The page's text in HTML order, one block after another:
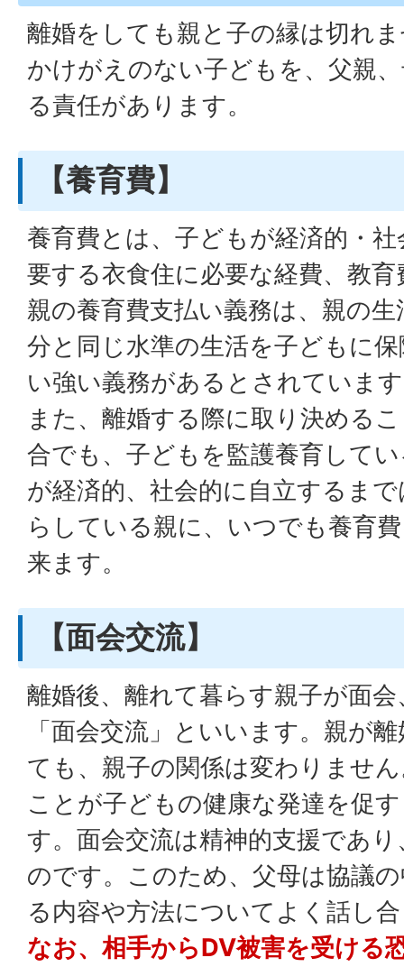
離婚をしても親と子の縁は切れ
かけがえのない子どもを、父親
る責任があります。
【養育費】
養育費とは、子どもが経済的・
要する衣食住に必要な経費、教
親の養育費支払い義務は、親の
分と同じ水準の生活を子どもに
い強い義務があるとされていま
また、離婚する際に取り決める
合でも、子どもを監護養育して
が経済的、社会的に自立するま
らしている親に、いつでも養育
来ます。
【面会交流】
離婚後、離れて暮らす親子が面
「面会交流」といいます。親が
ても、親子の関係は変わりませ
ことが子どもの健康な発達を促
す。面会交流は精神的支援であ
のです。このため、父母は協議
る内容や方法についてよく話し
なお、相手からDV被害を受ける